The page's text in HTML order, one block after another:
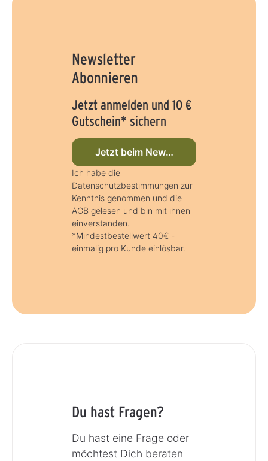
Newsletter
Abonnieren
Jetzt anmelden und 10 €
Gutschein* sichern
Jetzt beim Newsletter anmelden
Ich habe die
Datenschutzbestimmungen zur
Kenntnis genommen und die
AGB gelesen und bin mit ihnen
einverstanden.
*Mindestbestellwert 40€ -
einmalig pro Kunde einlösbar.
Du hast Fragen?
Du hast eine Frage oder
möchtest Dich beraten